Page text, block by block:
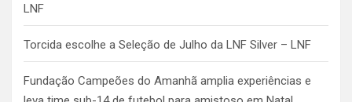
LNF
Torcida escolhe a Seleção de Julho da LNF Silver – LNF
Fundação Campeões do Amanhã amplia experiências e